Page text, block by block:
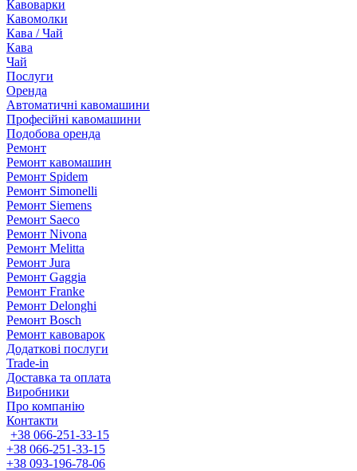
Кавоварки
Кавомолки
Кава / Чай
Кава
Чай
Послуги
Оренда
Автоматичні кавомашини
Професійні кавомашини
Подобова оренда
Ремонт
Ремонт кавомашин
Ремонт Spidem
Ремонт Simonelli
Ремонт Siemens
Ремонт Saeco
Ремонт Nivona
Ремонт Melitta
Ремонт Jura
Ремонт Gaggia
Ремонт Franke
Ремонт Delonghi
Ремонт Bosch
Ремонт кавоварок
Додаткові послуги
Trade-in
Доставка та оплата
Виробники
Про компанію
Контакти
+38 066-251-33-15
+38 066-251-33-15
+38 093-196-78-06